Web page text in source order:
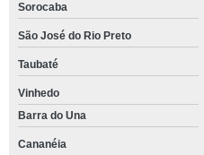
Sorocaba
São José do Rio Preto
Taubaté
Vinhedo
Barra do Una
Cananéia